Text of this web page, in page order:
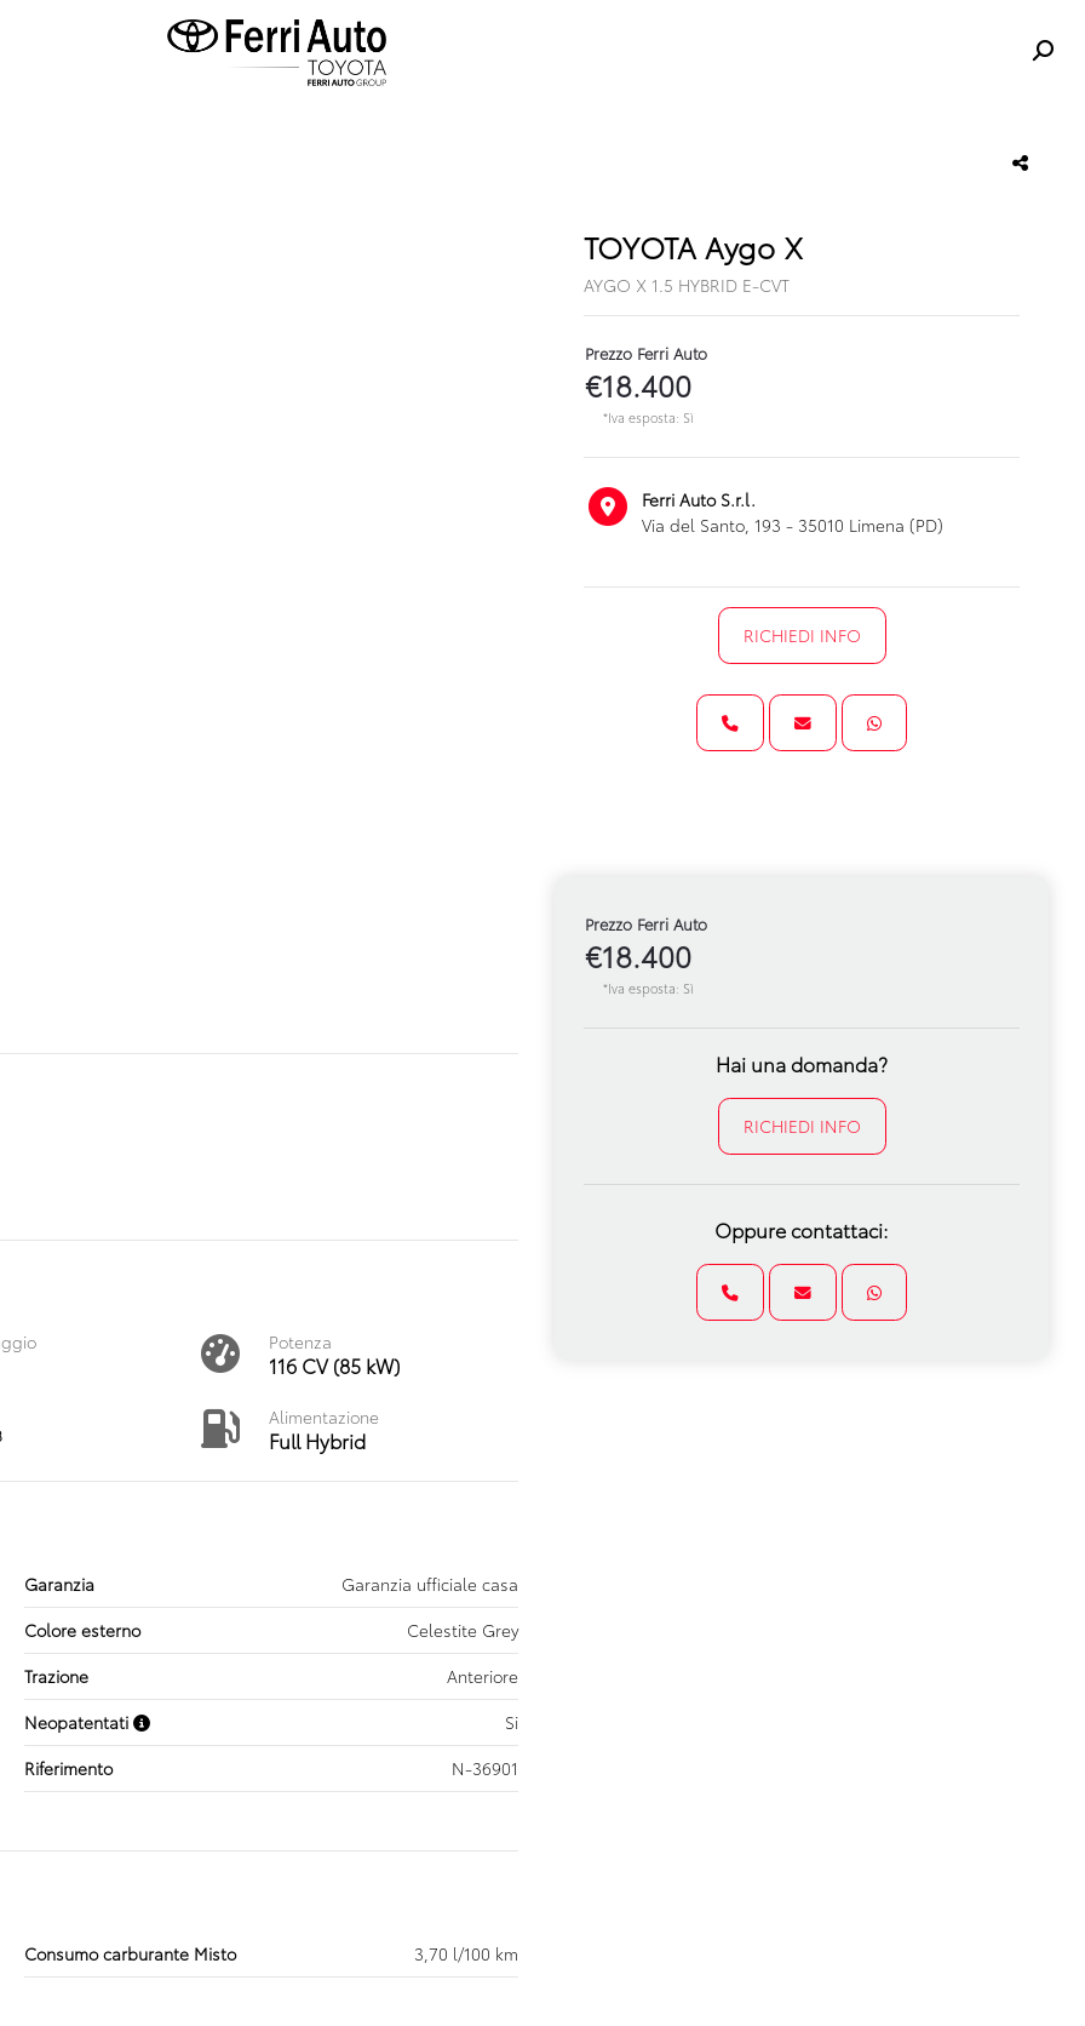
TOYOTA Aygo X
AYGO X 1.5 HYBRID E-CVT
Prezzo Ferri Auto
€18.400
*Iva esposta: Sì
Ferri Auto S.r.l.
Via del Santo, 193 - 35010 Limena (PD)
RICHIEDI INFO
Potenza
116 CV (85 kW)
Alimentazione
Full Hybrid
Garanzia
Garanzia ufficiale casa
Colore esterno
Celestite Grey
Trazione
Anteriore
Neopatentati
Si
Riferimento N-36901
Consumo carburante Misto 3,70 l/100 km
Prezzo Ferri Auto
€18.400
*Iva esposta: Sì
Hai una domanda?
RICHIEDI INFO
Oppure contattaci: